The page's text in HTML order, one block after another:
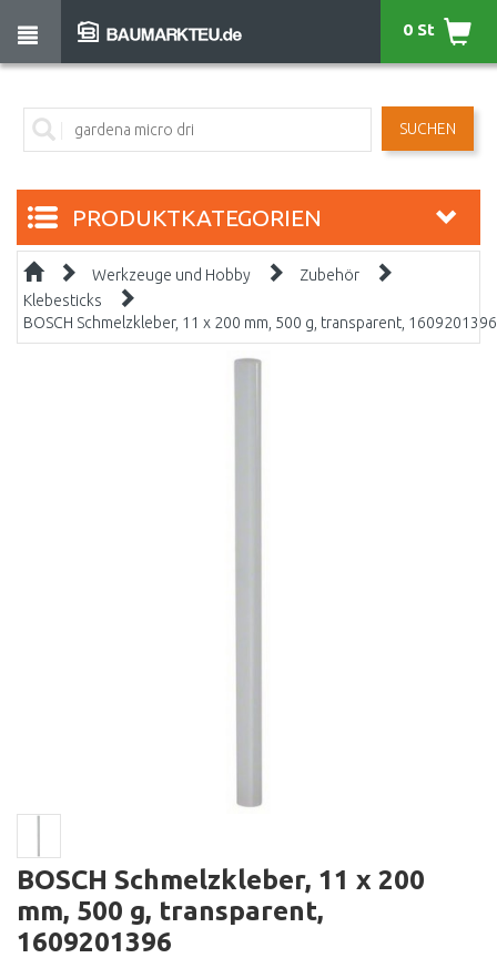
SUCHEN
0 St
PRODUKTKATEGORIEN
Werkzeuge und Hobby
Zubehör
Klebesticks
BOSCH Schmelzkleber, 11 x 200 mm, 500 g, transparent, 1609201396
BOSCH Schmelzkleber, 11 x 200
mm, 500 g, transparent,
1609201396